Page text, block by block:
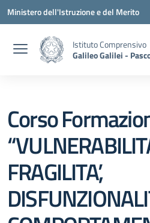
Vai ai contenuti
Vai al menu di navigazione
Vai al footer
Ministero dell'Istruzione e del Merito
Istituto Comprensivo
Galileo Galilei -
Corso
FRAGILITA’,